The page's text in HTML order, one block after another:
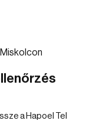
a Hapoel Tel